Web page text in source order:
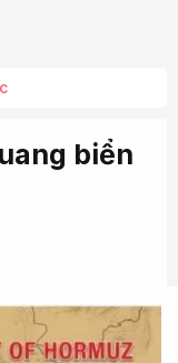
biển